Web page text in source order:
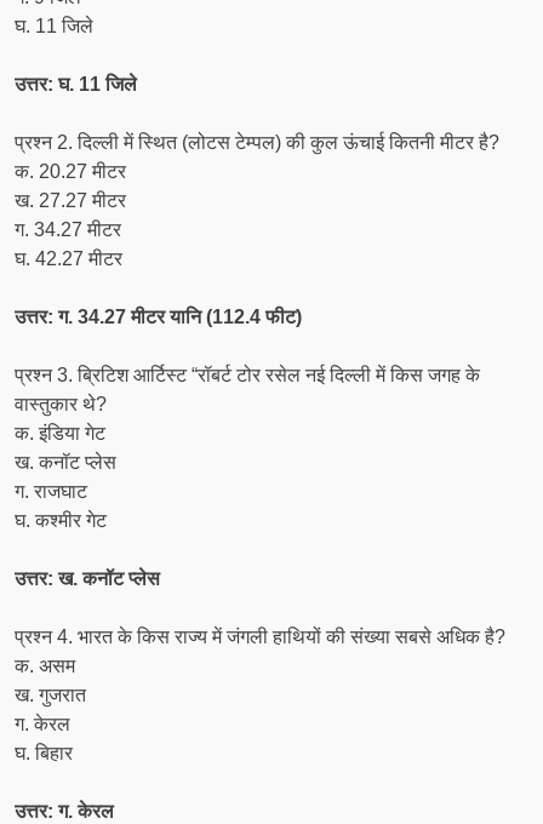
घ. 11 जिले
उत्तर: घ. 11 जिले
प्रश्न 2. दिल्ली में स्थित (लोटस टेम्पल) की कुल ऊंचाई कितनी मीटर है?
क. 20.27 मीटर
ख. 27.27 मीटर
ग. 34.27 मीटर
घ. 42.27 मीटर
उत्तर: ग. 34.27 मीटर यानि (112.4 फीट)
प्रश्न 3. ब्रिटिश आर्टिस्ट “रॉबर्ट टोर रसेल नई दिल्ली में किस जगह के
वास्तुकार थे?
क. इंडिया गेट
ख. कनॉट प्लेस
ग. राजघाट
घ. कश्मीर गेट
उत्तर: ख. कनॉट प्लेस
प्रश्न 4. भारत के किस राज्य में जंगली हाथियों की संख्या सबसे अधिक है?
क. असम
ख. गुजरात
ग. केरल
घ. बिहार
उत्तर: ग. केरल